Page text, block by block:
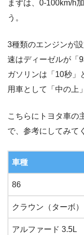
まずは、0-100km/h
う。
3種類のエンジンが
速はディーゼルが「
ガソリンは「10秒」
用車として「中の上
こちらにトヨタ車の
で、参考にしてみて
車種
86
クラウン（ターボ）
アルファード 3.5L